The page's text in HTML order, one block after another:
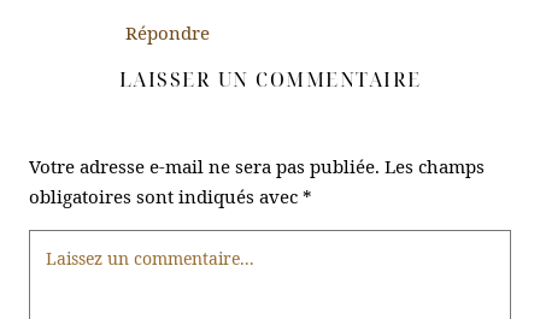
Répondre
LAISSER UN COMMENTAIRE
Votre adresse e-mail ne sera pas publiée. Les champs
obligatoires sont indiqués avec *